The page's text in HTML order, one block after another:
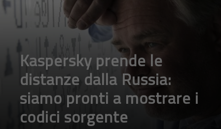
Kaspersky prende le
distanze dalla Russia:
siamo pronti a mostrare i
codici sorgente